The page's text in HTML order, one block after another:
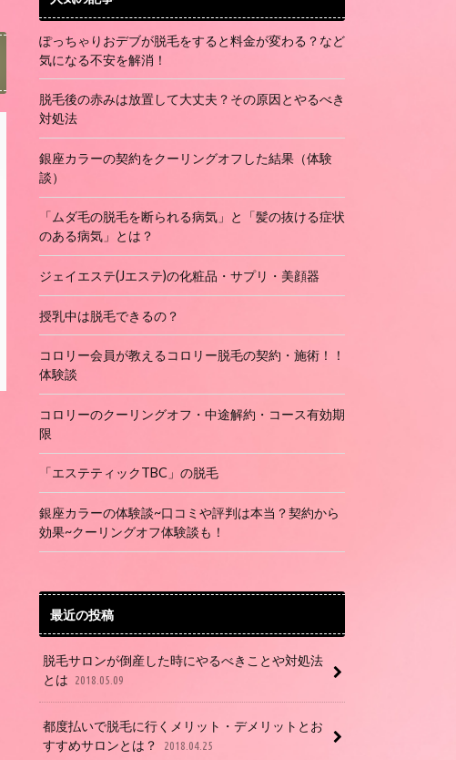
ぽっちゃりおデブが脱毛をすると料金が変わる？など
気になる不安を解消！
脱毛後の赤みは放置して大丈夫？その原因とやるべき
対処法
銀座カラーの契約をクーリングオフした結果（体験
談）
「ムダ毛の脱毛を断られる病気」と「髪の抜ける症状
のある病気」とは？
ジェイエステ(Jエステ)の化粧品・サプリ・美顔器
授乳中は脱毛できるの？
コロリー会員が教えるコロリー脱毛の契約・施術！！
体験談
コロリーのクーリングオフ・中途解約・コース有効期
限
「エステティックTBC」の脱毛
銀座カラーの体験談~口コミや評判は本当？契約から
効果~クーリングオフ体験談も！
最近の投稿
脱毛サロンが倒産した時にやるべきことや対処法
とは
2018.05.09
都度払いで脱毛に行くメリット・デメリットとお
すすめサロンとは？
2018.04.25